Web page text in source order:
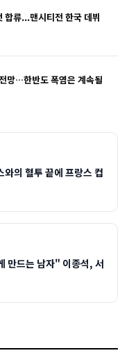
합류...맨시티전 한국 데뷔
망…한반도 폭염은 계속될
의 혈투 끝에 프랑스 컵
만드는 남자" 이종석, 서